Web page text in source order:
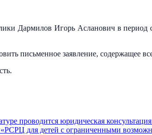
Дармилов Игорь Асланович в
письменное заявление, содержащее
проводится юридическая
для детей с ограниченными